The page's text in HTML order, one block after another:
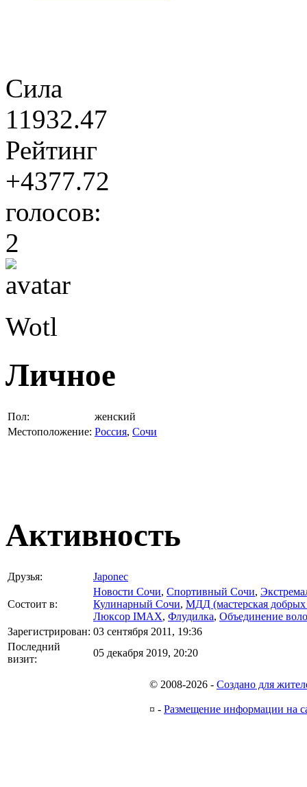
Сила
11932.47
Рейтинг
+4377.72
голосов:
2
Wotl
Личное
Пол:
женский
Местоположение: Россия, Сочи
Активность
Друзья: Japonec
Состоит в:
Новости Сочи, Спортивный Сочи,
Кулинарный Сочи, МДД (мастерская добрых
Люксор IMAX, Флудилка, Объединение
Зарегистрирован: 03 сентября 2011, 19:36
Последний
визит:
05 декабря 2019, 20:20
© 2008-2026 - Создано для
¤ - Размещение информации на